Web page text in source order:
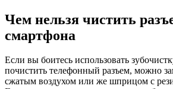
Чем нельзя чистить
смартфона
Если вы боитесь использовать
почистить телефонный разъем, можно
сжатым воздухом или же шприцом с